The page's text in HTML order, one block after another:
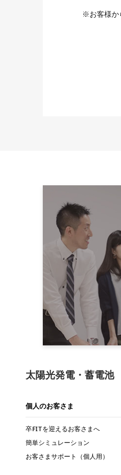
※お客様か
太陽光発電・蓄電池
個人のお客さま
卒FITを迎えるお客さまへ
簡単シミュレーション
お客さまサポート（個人用）